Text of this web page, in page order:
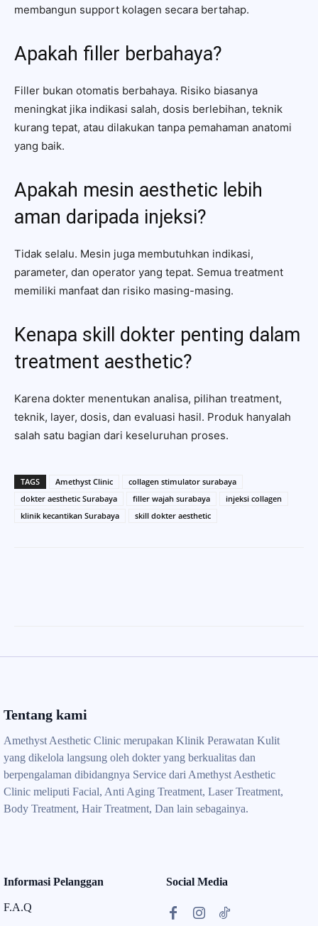
membangun support kolagen secara bertahap.
Apakah filler berbahaya?
Filler bukan otomatis berbahaya. Risiko biasanya
meningkat jika indikasi salah, dosis berlebihan, teknik
kurang tepat, atau dilakukan tanpa pemahaman anatomi
yang baik.
Apakah mesin aesthetic lebih
aman daripada injeksi?
Tidak selalu. Mesin juga membutuhkan indikasi,
parameter, dan operator yang tepat. Semua treatment
memiliki manfaat dan risiko masing-masing.
Kenapa skill dokter penting dalam
treatment aesthetic?
Karena dokter menentukan analisa, pilihan treatment,
teknik, layer, dosis, dan evaluasi hasil. Produk hanyalah
salah satu bagian dari keseluruhan proses.
TAGS Amethyst Clinic
collagen stimulator surabaya
dokter aesthetic Surabaya
filler wajah surabaya
injeksi collagen
klinik kecantikan Surabaya
skill dokter aesthetic
Tentang kami
Amethyst Aesthetic Clinic merupakan Klinik Perawatan Kulit
yang dikelola langsung oleh dokter yang berkualitas dan
berpengalaman dibidangnya Service dari Amethyst Aesthetic
Clinic meliputi Facial, Anti Aging Treatment, Laser Treatment,
Body Treatment, Hair Treatment, Dan lain sebagainya.
Informasi Pelanggan
F.A.Q
Social Media